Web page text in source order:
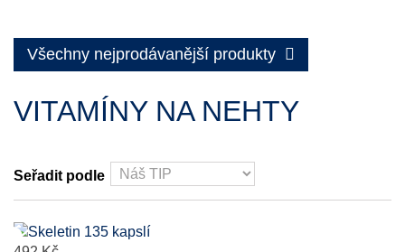
Všechny nejprodávanější produkty
VITAMÍNY NA NEHTY
Seřadit podle